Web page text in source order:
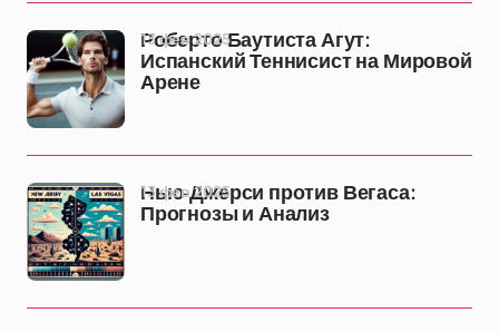
Роберто Баутиста Агут:
Испанский Теннисист на Мировой
Арене
13 фев 2025
Нью-Джерси против Вегаса:
Прогнозы и Анализ
13 фев 2025